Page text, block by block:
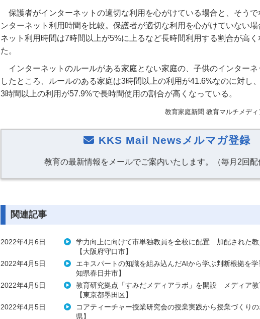
保護者がインターネットの適切な利用を心がけている場合と、そうで
ンターネット利用時間を比較。保護者が適切な利用を心がけていない
ネット利用時間は7時間以上が5%に上るなど長時間利用する割合が高
た。
インターネットのルールがある家庭とない家庭の、子供のインター
したところ、ルールのある家庭は3時間以上の利用が41.6%なのに対し
3時間以上の利用が57.9%で長時間使用の割合が高くなっている。
教育家庭新聞 教育マルチメデ
KKS Mail Newsメルマガ登録
教育の最新情報をメールでご案内いたします。（毎月2回配
関連記事
2022年4月6日
学力向上に向けて市単独教員を全校に配置 加配された教
【大阪府守口市】
2022年4月5日
エキスパートの知識を組み込んだAIから学ぶ判断根拠を
知県春日井市】
2022年4月5日
教育研究拠点「すみだメディアラボ」を開設 メディア
【東京都墨田区】
2022年4月5日
コアティーチャー授業研究会の授業実践から授業づくり
県】